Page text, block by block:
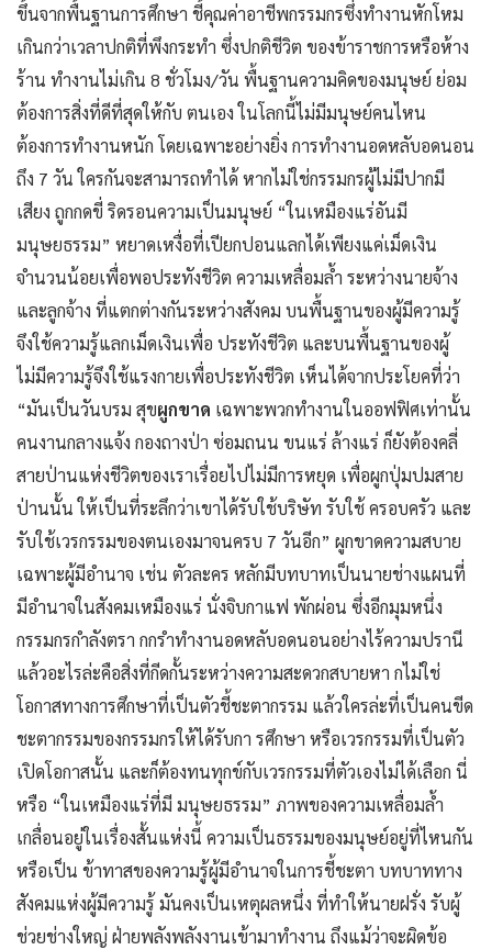
ขึ้นจากพื้นฐานการศึกษา ชี้คุณค่าอาชีพกรรมกรซึ่งทำงานหักโหม
เกินกว่าเวลาปกติที่พึงกระทำ ซึ่งปกติชีวิต ของข้าราชการหรือห้าง
ร้าน ทำงานไม่เกิน 8 ชั่วโมง/วัน พื้นฐานความคิดของมนุษย์ ย่อม
ต้องการสิ่งที่ดีที่สุดให้กับ ตนเอง ในโลกนี้ไม่มีมนุษย์คนไหน
ต้องการทำงานหนัก โดยเฉพาะอย่างยิ่ง การทำงานอดหลับอดนอน
ถึง 7 วัน ใครกันจะสามารถทำได้ หากไม่ใช่กรรมกรผู้ไม่มีปากมี
เสียง ถูกกดขี่ ริดรอนความเป็นมนุษย์ “ในเหมืองแร่อันมี
มนุษยธรรม” หยาดเหงื่อที่เปียกปอนแลกได้เพียงแค่เม็ดเงิน
จำนวนน้อยเพื่อพอประทังชีวิต ความเหลื่อมล้ำ ระหว่างนายจ้าง
และลูกจ้าง ที่แตกต่างกันระหว่างสังคม บนพื้นฐานของผู้มีความรู้
จึงใช้ความรู้แลกเม็ดเงินเพื่อ ประทังชีวิต และบนพื้นฐานของผู้
ไม่มีความรู้จึงใช้แรงกายเพื่อประทังชีวิต เห็นได้จากประโยคที่ว่า
“มันเป็นวันบรม สุขผูกขาด เฉพาะพวกทํางานในออฟฟิศเท่านั้น
คนงานกลางแจ้ง กองถางป่า ซ่อมถนน ขนแร่ ล้างแร่ ก็ยังต้องคลี่
สายป่านแห่งชีวิตของเราเรื่อยไปไม่มีการหยุด เพื่อผูกปุ่มปมสาย
ป่านนั้น ให้เป็นที่ระลึกว่าเขาได้รับใช้บริษัท รับใช้ ครอบครัว และ
รับใช้เวรกรรมของตนเองมาจนครบ 7 วันอีก” ผูกขาดความสบาย
เฉพาะผู้มีอำนาจ เช่น ตัวละคร หลักมีบทบาทเป็นนายช่างแผนที่
มีอำนาจในสังคมเหมืองแร่ นั่งจิบกาแฟ พักผ่อน ซึ่งอีกมุมหนึ่ง
กรรมกรกำลังตรา กกรำทำงานอดหลับอดนอนอย่างไร้ความปรานี
แล้วอะไรล่ะคือสิ่งที่กีดกั้นระหว่างความสะดวกสบายหา กไม่ใช่
โอกาสทางการศึกษาที่เป็นตัวชี้ชะตากรรม แล้วใครล่ะที่เป็นคนขีด
ชะตากรรมของกรรมกรให้ได้รับกา รศึกษา หรือเวรกรรมที่เป็นตัว
เปิดโอกาสนั้น และก็ต้องทนทุกข์กับเวรกรรมที่ตัวเองไม่ได้เลือก นี่
หรือ “ในเหมืองแร่ที่มี มนุษยธรรม” ภาพของความเหลื่อมล้ำ
เกลื่อนอยู่ในเรื่องสั้นแห่งนี้ ความเป็นธรรมของมนุษย์อยู่ที่ไหนกัน
หรือเป็น ข้าทาสของความรู้ผู้มีอำนาจในการชี้ชะตา บทบาททาง
สังคมแห่งผู้มีความรู้ มันคงเป็นเหตุผลหนึ่ง ที่ทำให้นายฝรั่ง รับผู้
ช่วยช่างใหญ่ ฝ่ายพลังพลังงานเข้ามาทำงาน ถึงแม้ว่าจะผิดข้อ